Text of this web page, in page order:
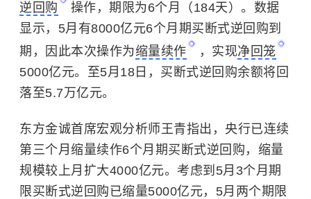
逆回购
操作，期限为6个月（184天）。数据
显示，5月有8000亿元6个月期买断式逆回购到
期，因此本次操作为缩量续作 ，实现净回笼
5000亿元。至5月18日，买断式逆回购余额将回
落至5.7万亿元。
东方金诚首席宏观分析师王青指出，央行已连续
第三个月缩量续作6个月期买断式逆回购，缩量
规模较上月扩大4000亿元。考虑到5月3个月期
限买断式逆回购已缩量5000亿元，5月两个期限